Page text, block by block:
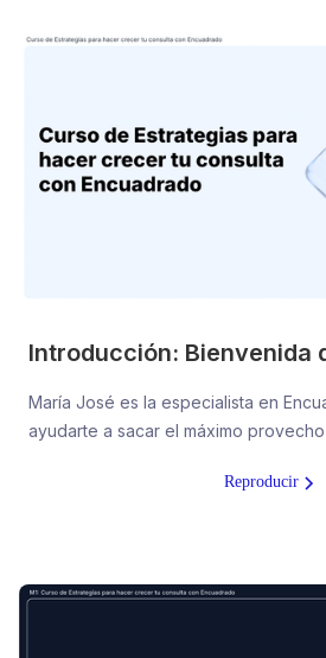
Introducción: Bienvenida
María José es la especialista en
ayudarte a sacar el máximo
Reproducir